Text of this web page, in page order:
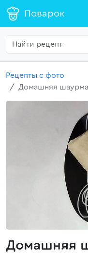
Поварок
Рецепты с фото
Домашняя шаурма
Домашняя